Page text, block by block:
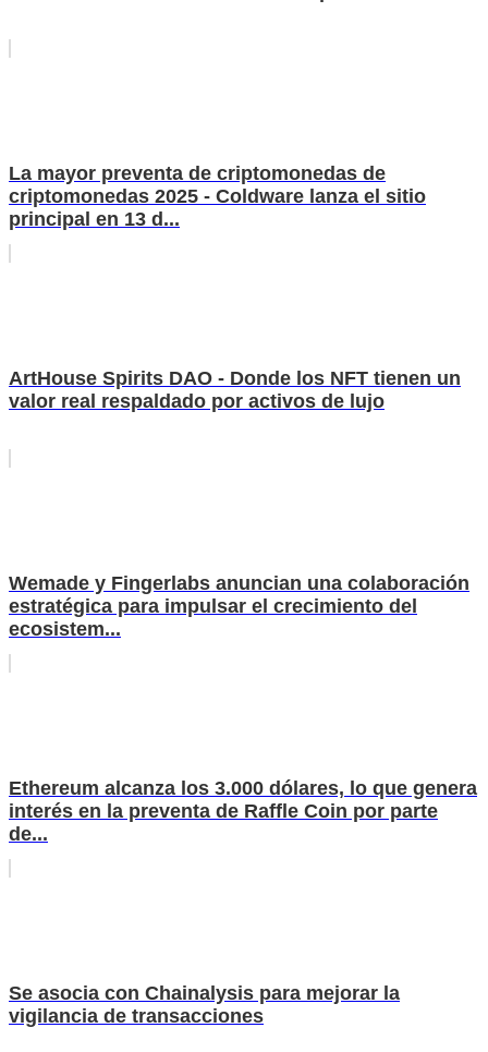
La mayor preventa de criptomonedas de
criptomonedas 2025 - Coldware lanza el sitio
principal en 13 d...
ArtHouse Spirits DAO - Donde los NFT tienen un
valor real respaldado por activos de lujo
Wemade y Fingerlabs anuncian una colaboración
estratégica para impulsar el crecimiento del
ecosistem...
Ethereum alcanza los 3.000 dólares, lo que genera
interés en la preventa de Raffle Coin por parte
de...
Se asocia con Chainalysis para mejorar la
vigilancia de transacciones